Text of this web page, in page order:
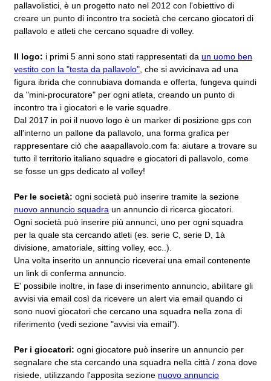
pallavolistici, è un progetto nato nel 2012 con l'obiettivo di
creare un punto di incontro tra società che cercano giocatori di
pallavolo e atleti che cercano squadre di volley.
Il logo: i primi 5 anni sono stati rappresentati da un uomo ben
vestito con la "testa da pallavolo", che si avvicinava ad una
figura ibrida che connubiava domanda e offerta, fungeva quindi
da "mini-procuratore" per ogni atleta, creando un punto di
incontro tra i giocatori e le varie squadre.
Dal 2017 in poi il nuovo logo è un marker di posizione gps con
all'interno un pallone da pallavolo, una forma grafica per
rappresentare ciò che aaapallavolo.com fa: aiutare a trovare su
tutto il territorio italiano squadre e giocatori di pallavolo, come
se fosse un gps dedicato al volley!
Per le società: ogni società può inserire tramite la sezione
nuovo annuncio squadra un annuncio di ricerca giocatori.
Ogni società può inserire più annunci, uno per ogni squadra
per la quale sta cercando atleti (es. serie C, serie D, 1à
divisione, amatoriale, sitting volley, ecc..).
Una volta inserito un annuncio riceverai una email contenente
un link di conferma annuncio.
E' possibile inoltre, in fase di inserimento annuncio, abilitare gli
avvisi via email così da ricevere un alert via email quando ci
sono nuovi giocatori che cercano una squadra nella zona di
riferimento (vedi sezione "avvisi via email").
Per i giocatori: ogni giocatore può inserire un annuncio per
segnalare che sta cercando una squadra nella città / zona dove
risiede, utilizzando l'apposita sezione nuovo annuncio